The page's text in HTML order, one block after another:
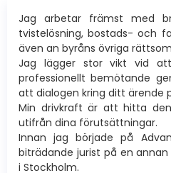
Jag arbetar främst med
tvistelösning, bostads- och
även an byråns övriga
Jag lägger stor vikt vid
professionellt bemötande
att dialogen kring ditt ärende
Min drivkraft är att hitta
utifrån dina förutsättningar.
Innan jag började på
biträdande jurist på en
i Stockholm.